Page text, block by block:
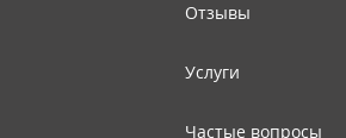
Отзывы
Услуги
Частые вопросы